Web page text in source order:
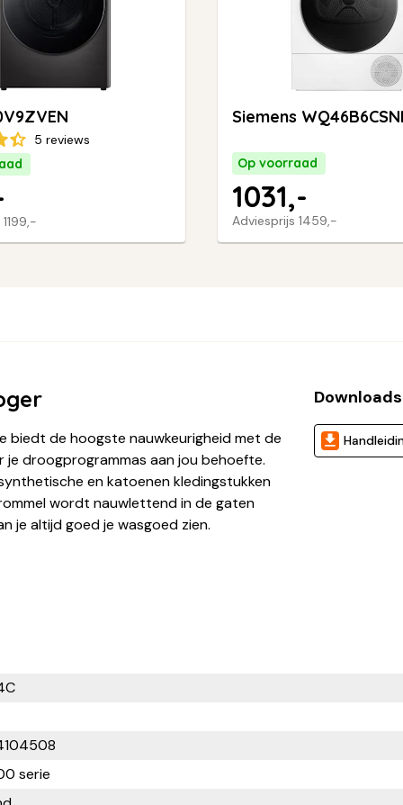
5 reviews
1199,-
Siemens
Op voorraad
Adviesprijs 1459,-
1031,-
biedt de hoogste nauwkeurigheid met de
droogprogrammas aan jou behoefte.
en katoenen kledingstukken
wordt nauwlettend in de gaten
je altijd goed je wasgoed zien.
serie